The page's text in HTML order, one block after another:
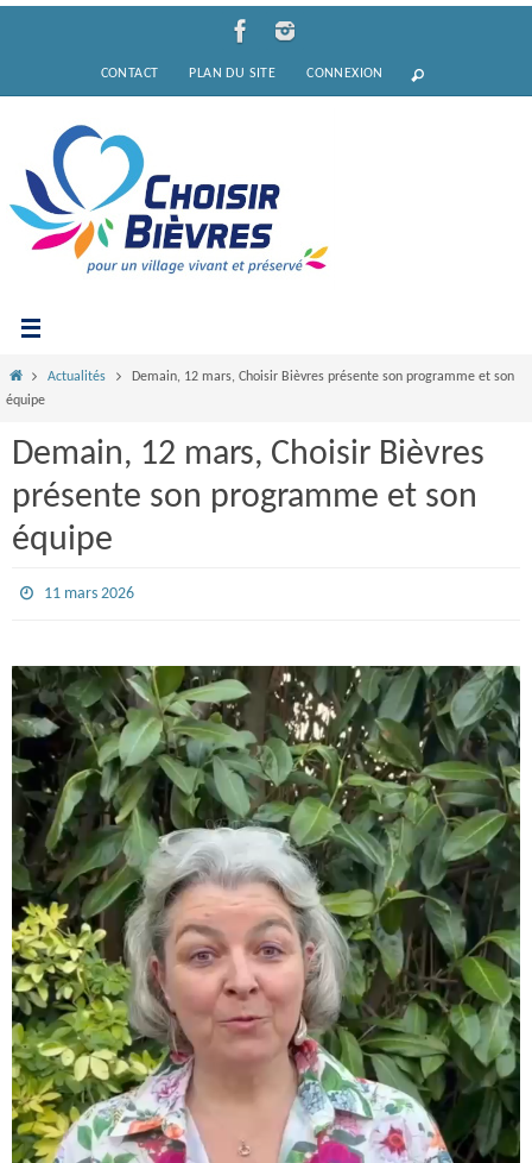
CONTACT PLAN DU SITE CONNEXION
HomeActualités
Demain, 12 mars, Choisir Bièvres présente son programme et son
équipe
Demain, 12 mars, Choisir Bièvres
présente son programme et son
équipe
11 mars 2026